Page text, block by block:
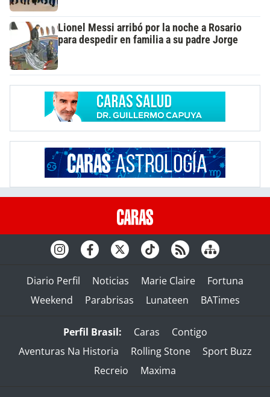
Lionel Messi arribó por la noche a Rosario
para despedir en familia a su padre Jorge
Diario Perfil Noticias Marie Claire
Fortuna
Weekend
Parabrisas Lunateen BATimes
Perfil Brasil: Caras
Contigo
Aventuras Na Historia
Rolling Stone
Sport Buzz
Recreio
Maxima